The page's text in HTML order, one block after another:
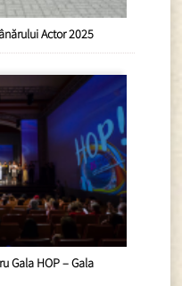
Actor 2025
Gala HOP – Gala